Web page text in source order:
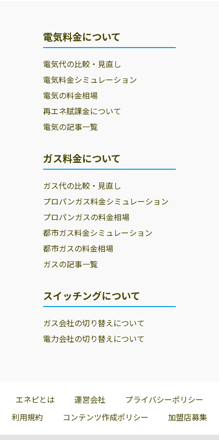
電気料金について
電気代の比較・見直し
電気料金シミュレーション
電気の料金相場
再エネ賦課金について
電気の記事一覧
ガス料金について
ガス代の比較・見直し
プロパンガス料金シミュレーション
プロパンガスの料金相場
都市ガス料金シミュレーション
都市ガスの料金相場
ガスの記事一覧
スイッチングについて
ガス会社の切り替えについて
電力会社の切り替えについて
エネピとは 運営会社
プライバシーポリシー
利用規約
コンテンツ作成ポリシー 加盟店募集